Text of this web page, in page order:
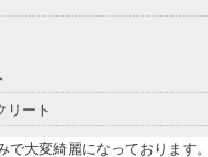
リート
大変綺麗になっております。